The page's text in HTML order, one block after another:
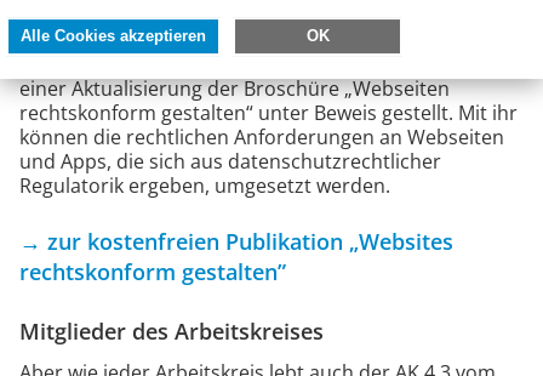
Seine Fähigkeit mit praxisnahen und leicht
verständlichen Hinweisen bei der Umsetzung
einer Aktualisierung der Broschüre „Webseiten
rechtskonform gestalten“ unter Beweis gestellt. Mit ihr
können die rechtlichen Anforderungen an Webseiten
und Apps, die sich aus datenschutzrechtlicher
Regulatorik ergeben, umgesetzt werden.
→ zur kostenfreien Publikation „Websites
rechtskonform gestalten”
Mitglieder des Arbeitskreises
Alle Cookies akzeptieren OK